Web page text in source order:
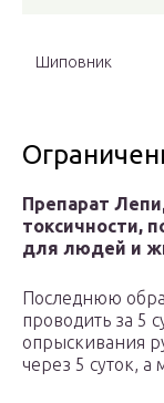
Шиповник
Препарат
токсичности,
для людей и
Последнюю
проводить за 5
опрыскивания
через 5 суток, а